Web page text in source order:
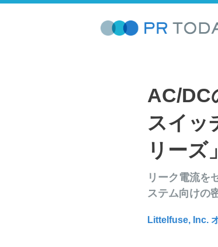
AC/DC
スイッ
リーズ
リーク電流を
ステム向けの
Littelfuse, Inc.